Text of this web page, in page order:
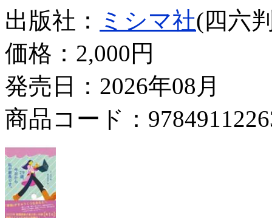
出版社：
ミシマ社(四六
価格： 2,000円
発売日：2026年08月
商品コード：